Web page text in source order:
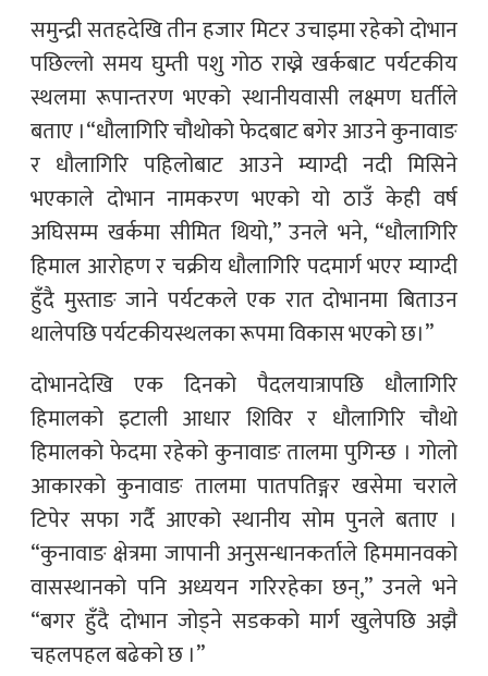
समुन्द्री सतहदेखि तीन हजार मिटर उचाइमा रहेको दोभान
पछिल्लो समय घुम्ती पशु गोठ राख्ने खर्कबाट पर्यटकीय
स्थलमा रूपान्तरण भएको स्थानीयवासी लक्ष्मण घर्तीले
बताए ।“धौलागिरि चौथोको फेदबाट बगेर आउने कुनावाङ
र धौलागिरि पहिलोबाट आउने म्याग्दी नदी मिसिने
भएकाले दोभान नामकरण भएको यो ठाउँ केही वर्ष
अघिसम्म खर्कमा सीमित थियो,” उनले भने, “धौलागिरि
हिमाल आरोहण र चक्रीय धौलागिरि पदमार्ग भएर म्याग्दी
हुँदै मुस्ताङ जाने पर्यटकले एक रात दोभानमा बिताउन
थालेपछि पर्यटकीयस्थलका रूपमा विकास भएको छ।”
दोभानदेखि एक दिनको पैदलयात्रापछि धौलागिरि
हिमालको इटाली आधार शिविर र धौलागिरि चौथो
हिमालको फेदमा रहेको कुनावाङ तालमा पुगिन्छ । गोलो
आकारको कुनावाङ तालमा पातपतिङ्गर खसेमा चराले
टिपेर सफा गर्दै आएको स्थानीय सोम पुनले बताए ।
“कुनावाङ क्षेत्रमा जापानी अनुसन्धानकर्ताले हिममानवको
वासस्थानको पनि अध्ययन गरिरहेका छन्,” उनले भने
“बगर हुँदै दोभान जोड्ने सडकको मार्ग खुलेपछि अझै
चहलपहल बढेको छ ।”